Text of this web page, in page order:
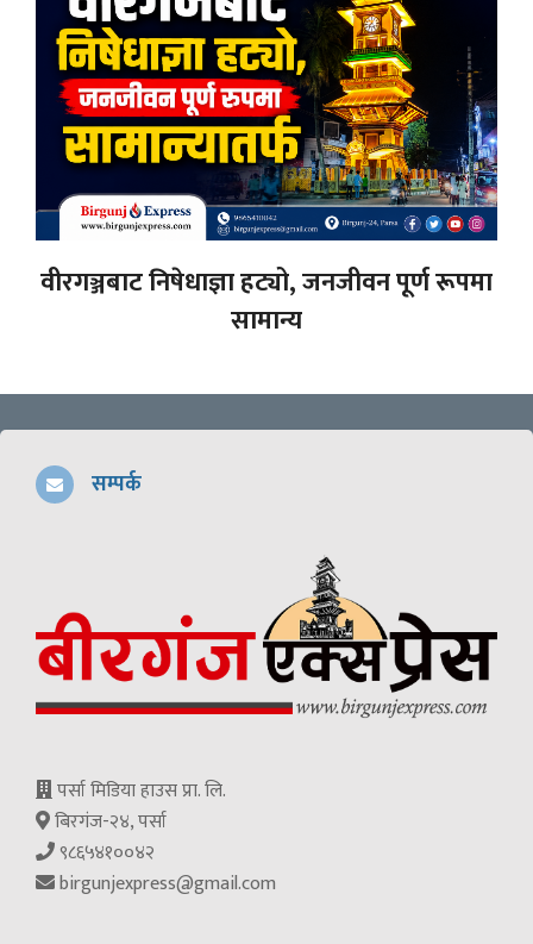
वीरगञ्जबाट निषेधाज्ञा हट्यो, जनजीवन पूर्ण रूपमा
सामान्य
सम्पर्क
पर्सा मिडिया हाउस प्रा. लि.
बिरगंज-२४, पर्सा
९८६५४१००४२
birgunjexpress@gmail.com